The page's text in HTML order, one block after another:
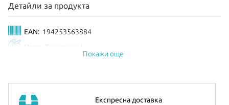
Детайли за продукта
EAN: 194253563884
Transparent
Покажи още
Експресна доставка